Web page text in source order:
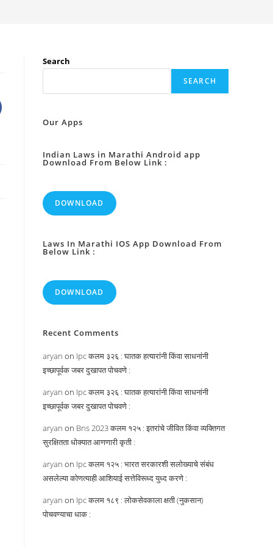
Search
SEARCH
Our Apps
Indian Laws in Marathi Android app
Download From Below Link :
DOWNLOAD
Laws In Marathi IOS App Download From
Below Link :
DOWNLOAD
Recent Comments
aryan on Ipc कलम ३२६ : घातक हत्यारांनी किंवा साधनांनी
इच्छापूर्वक जबर दुखापत पोचवणे :
aryan on Ipc कलम ३२६ : घातक हत्यारांनी किंवा साधनांनी
इच्छापूर्वक जबर दुखापत पोचवणे :
aryan on Bns 2023 कलम १२५ : इतरांचे जीवित किंवा व्यक्तिगत
सुरक्षितता धोक्यात आणणारी कृती :
aryan on Ipc कलम १२५ : भारत सरकारशी सलोख्याचे संबंध
असलेल्या कोणत्याही आशियाई सत्तेविरूध्द युध्द करणे :
aryan on Ipc कलम १८९ : लोकसेवकाला क्षती (नुकसान)
पोचवण्याचा धाक :